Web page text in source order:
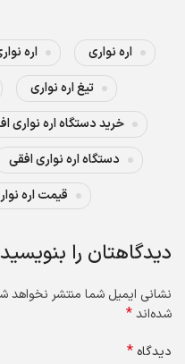
اره نواری اره
تیغ اره نواری
خرید دستگاه اره نواری
دستگاه اره نواری افقی
قیمت اره
دیدگاهتان را بنویسید
نشانی ایمیل شما منتشر نخواهد
شده‌اند*
دیدگاه *